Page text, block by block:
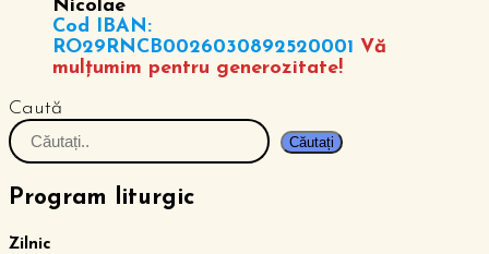
Nicolae”
Cod IBAN:
RO29RNCB0026030892520001 Vă
mulțumim pentru generozitate!
Caută
Căutați
Program liturgic
Zilnic